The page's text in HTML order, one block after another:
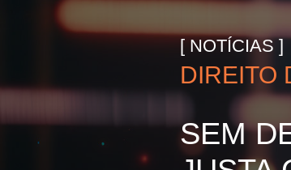
[ NOTÍCIAS ]
DIREITO
SEM